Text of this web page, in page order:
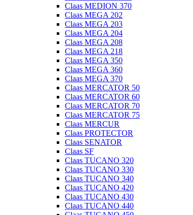
Claas MEDION 370
Claas MEGA 202
Claas MEGA 203
Claas MEGA 204
Claas MEGA 208
Claas MEGA 218
Claas MEGA 350
Claas MEGA 360
Claas MEGA 370
Claas MERCATOR 50
Claas MERCATOR 60
Claas MERCATOR 70
Claas MERCATOR 75
Claas MERCUR
Claas PROTECTOR
Claas SENATOR
Claas SF
Claas TUCANO 320
Claas TUCANO 330
Claas TUCANO 340
Claas TUCANO 420
Claas TUCANO 430
Claas TUCANO 440